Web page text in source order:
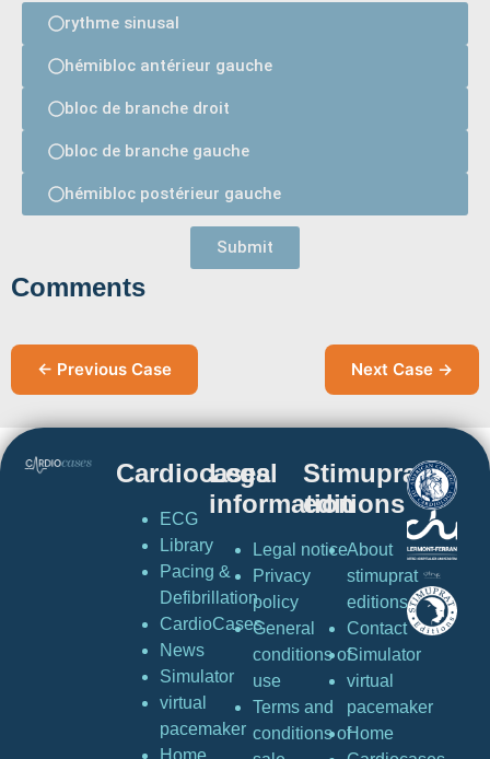
rythme sinusal
hémibloc antérieur gauche
bloc de branche droit
bloc de branche gauche
hémibloc postérieur gauche
Submit
Comments
← Previous Case Next Case →
Cardiocases
ECG
Library
Pacing &
Defibrillation
CardioCases
News
Simulator
virtual
pacemaker
Home
Legal
information
Legal notice
Privacy
policy
General
conditions of
use
Terms and
conditions of
Stimuprat
editions
About
stimuprat
editions
Contact
Simulator
virtual
pacemaker
Home